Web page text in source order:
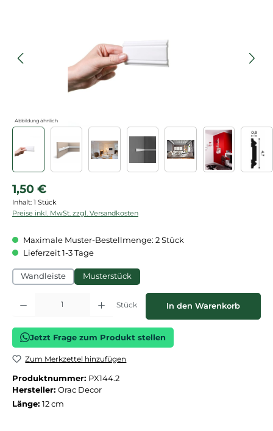
Abbildung ähnlich
Regulärer Preis:
1,50 €
Inhalt: 1 Stück
Preise inkl. MwSt. zzgl. Versandkosten
Maximale Muster-Bestellmenge: 2 Stück
Lieferzeit 1-3 Tage
Wandleiste Musterstück
Produkt Anzahl: Gib den gewünschten Wert ein oder benutze die
Stück In den Warenkorb
Jetzt Frage zum Produkt stellen
Zum Merkzettel hinzufügen
Produktnummer: PX144.2
Hersteller: Orac Decor
Länge: 12 cm